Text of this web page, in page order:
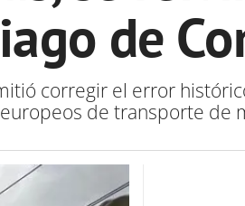
de
corregir el error
de transporte de